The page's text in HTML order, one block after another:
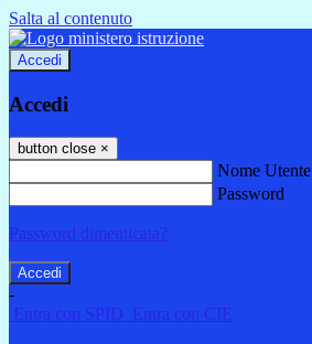
Salta al contenuto
Accedi
Accedi
button close ×
Nome Utente
Password
Password dimenticata?
-
Entra con SPID
Entra con CIE